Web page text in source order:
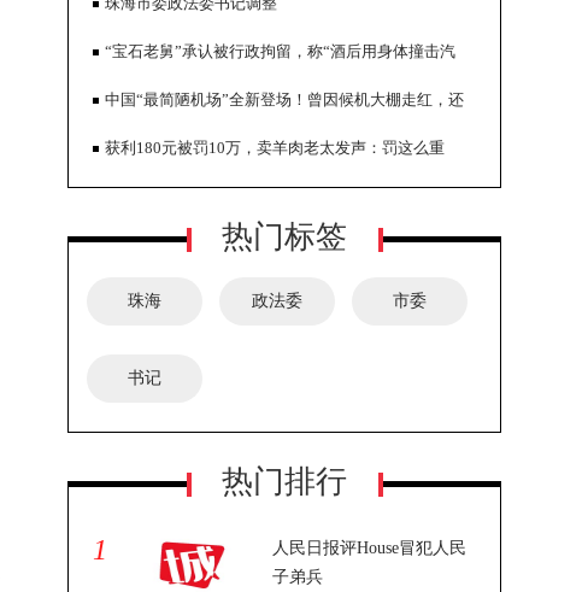
员会揭牌仪式在沪隆重举行
“宝石老舅”承认被行政拘留，称“酒后用身体撞击汽
车，没打架”
中国“最简陋机场”全新登场！曾因候机大棚走红，还
被调侃“一把U型锁就能关上大门、像县城汽车站”
获利180元被罚10万，卖羊肉老太发声：罚这么重
热门标签
珠海 政法委 市委
书记
热门排行
1
人民日报评House冒犯人民
子弟兵